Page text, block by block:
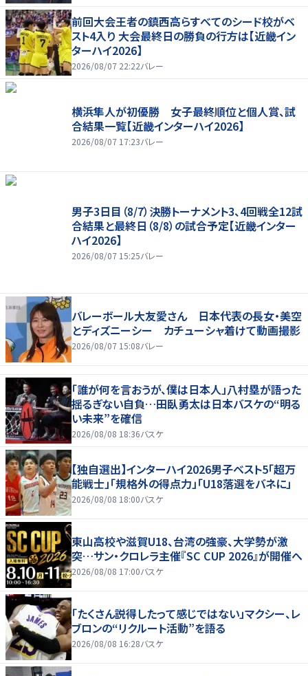
前回大会王者の鎮西高らすべてのシード校がベ
スト4入り 大会最終日の勝負の行方は【近畿イン
ターハイ2026】
2026/08/07 22:22バレー
横浜隼人が初優勝 女子最終順位と個人賞、試
合結果一覧【近畿インターハイ2026】
2026/08/07 17:23バレー
男子3日目（8/7）決勝トーナメント3、4回戦全12試
合結果と最終日（8/8）の試合予定【近畿インター
ハイ2026】
2026/08/07 15:25バレー
バレーボール大友愛さん 日本代表の長女・美空
とディズニーシー カチューシャ着けて動画撮影
2026/08/07 15:08バレー
「誰が何を言おうが、僕は日本人」八村塁が語った
揺るぎない自負…田臥勇太は日本バスケの“明る
い未来”を確信
2026/08/08 18:36バスケ
【独自選出】インターハイ2026男子ベスト5「超万
能戦士」「規格外の得点力」「U18落選をバネに」
2026/08/08 18:00バスケ
東山高校や滋賀U18、台湾の強豪、大学勢が激
突…サン・クロレラ主催『SC CUP 2026』が開催へ
2026/08/08 17:00バスケ
「たくさん説得したって感じではない」マクシー、レ
ブロンの“リクルート活動”を語る
2026/08/08 16:28バスケ